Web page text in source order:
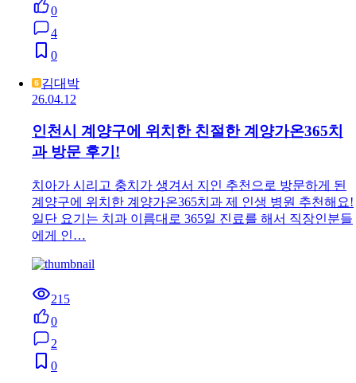
0
4
0
김대박
26.04.12
인천시 계양구에 위치한 친절한 계양가온365치
과 방문 후기!
치아가 시리고 충치가 생겨서 지인 추천으로 방문하게 된
계양구에 위치한 계양가온365치과 제 인생 병원 추천해요!
일단 요기는 치과 이름대로 365일 진료를 해서 직장인분들
에게 인…
215
0
2
0